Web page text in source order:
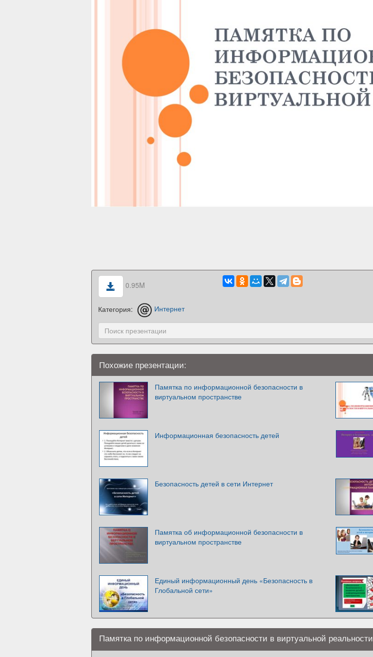
0.95M
Категория: Интернет
Похожие презентации:
Памятка по информационной безопасности в
виртуальном пространстве
Информационная безопасность детей
Безопасность детей в сети Интернет
Памятка об информационной безопасности в
виртуальном пространстве
Единый информационный день «Безопасность в
Глобальной сети»
Памятка по информационной безопасности в виртуальной реальности